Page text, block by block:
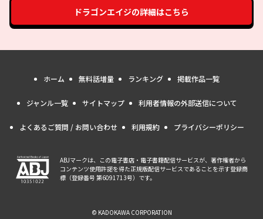
ドラゴンエイジの詳細はこちら
ホーム 無料話増量 ランキング 掲載作品一覧
ジャンル一覧 サイトマップ 利用者情報の外部送信について
よくあるご質問 / お問い合わせ 利用規約 プライバシーポリシー
ABJマークは、この電子書店・電子書籍配信サービスが、著作権者から
コンテンツ使用許諾を得た正規版配信サービスであることを示す登録商
標（登録番号 第6091713号）です。
© KADOKAWA CORPORATION